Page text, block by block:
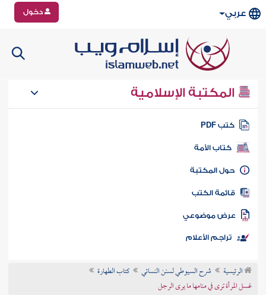
عربي دخول
المكتبة الإسلامية
كتب PDF
كتاب الأمة
المكتبة
الكتب
موضوعي
تراجم الأعلام
الرئيسية شرح السيوطي لسنن النسائي
كتاب الطهارة
غسل المرأة ترى في منامها ما يرى الرجل